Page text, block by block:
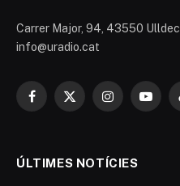
Carrer Major, 94, 43550
info@uradio.cat
Facebook
X
Instagram
ÚLTIMES NOTÍCIES